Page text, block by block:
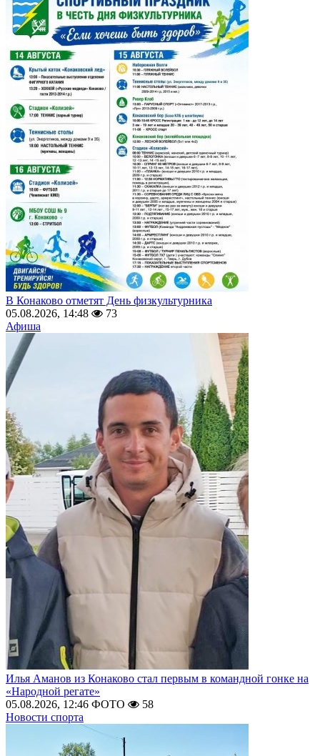
В Конаково отметят День физкультурника
05.08.2026, 14:48
73
Афиша
Илья Аманов из Конаково стал первым в командной гонке на
«Народной регате»
05.08.2026, 12:46 ФОТО
58
Новости спорта